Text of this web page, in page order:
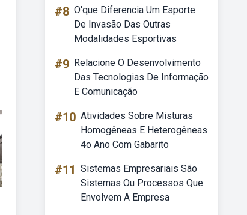
#8 O'que Diferencia Um Esporte
De Invasão Das Outras
Modalidades Esportivas
#9 Relacione O Desenvolvimento
Das Tecnologias De Informação
E Comunicação
#10 Atividades Sobre Misturas
Homogêneas E Heterogêneas
4o Ano Com Gabarito
#11 Sistemas Empresariais São
Sistemas Ou Processos Que
Envolvem A Empresa